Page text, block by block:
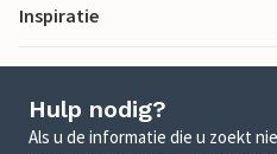
Inspiratie
Hulp nodig?
Als u de informatie die u zoekt